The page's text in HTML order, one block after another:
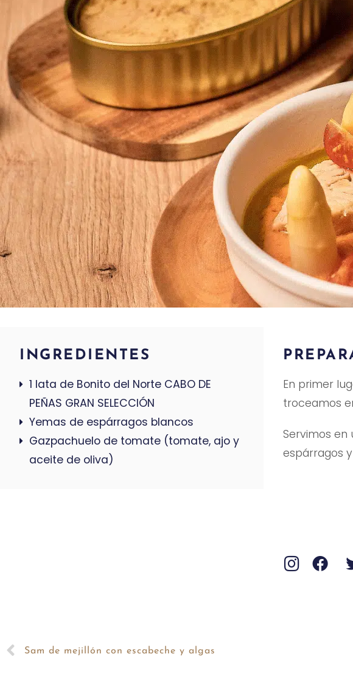
INGREDIENTES
1 lata de Bonito del Norte CABO DE
PEÑAS GRAN SELECCIÓN
Yemas de espárragos blancos
Gazpachuelo de tomate (tomate, ajo y
aceite de oliva)
En primer
troceamos
Servimos en
espárragos y
Sam de mejillón con escabeche y algas